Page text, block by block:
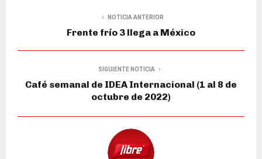
NOTICIA ANTERIOR
Frente frío 3 llega a México
SIGUIENTE NOTICIA
Café semanal de IDEA Internacional (1 al 8 de
octubre de 2022)